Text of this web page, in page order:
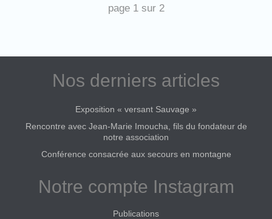
page 1 sur 2
Nos derniers articles
Exposition « versant Sauvage »
Rencontre avec Jean-Marie Imoucha, fils du fondateur de
notre association
Conférence consacrée aux secours en montagne
Notre compte Instagram
Publications